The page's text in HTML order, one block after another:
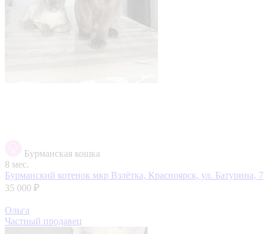
Бурманская кошка
8 мес.
Бурманский котенок мкр Взлётка, Красноярск, ул. Батурина, 7
35 000 ₽
Ольга
Частный продавец